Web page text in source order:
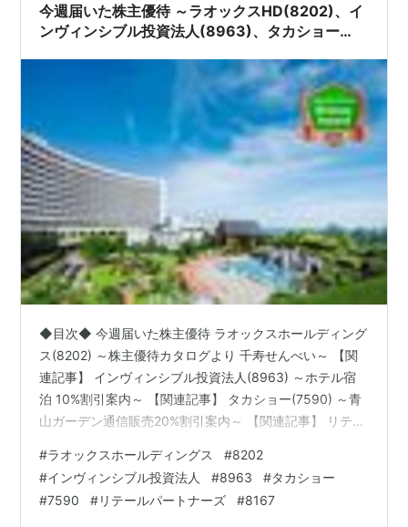
今週届いた株主優待 ～ラオックスHD(8202)、イ
ンヴィンシブル投資法人(8963)、タカショー
◆目次◆ 今週届いた株主優待 ラオックスホールディング
ス(8202) ～株主優待カタログより 千寿せんべい～ 【関
連記事】 インヴィンシブル投資法人(8963) ～ホテル宿
泊 10%割引案内～ 【関連記事】 タカショー(7590) ～青
山ガーデン通信販売20%割引案内～ 【関連記事】 リテー
記事】 ブログをご覧頂き、ありがとうございます。
shousanshouuoは、 中小型バリュー株偏重長期投資スタ
ンスの兼業投資家です。 今週は4社から優待が届いてい
#ラオックスホールディングス #8202
#インヴィンシブル投資法人 #8963 #タカショー
#7590 #リテールパートナーズ #8167